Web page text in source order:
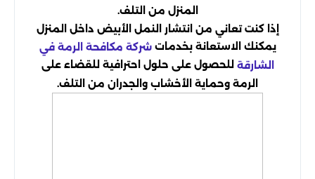
المنزل من التلف.
إذا كنت تعاني من انتشار النمل الأبيض داخل المنزل
يمكنك الاستعانة بخدماتشركة مكافحة الرمة في
الشارقة للحصول على حلول احترافية للقضاء على
الرمة وحماية الأخشاب والجدران من التلف.